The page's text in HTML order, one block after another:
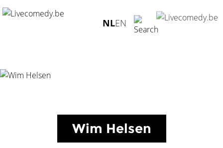
NLEN
Home/Agenda/
Koninklijk Circus, Brussel -
Wim Helsen